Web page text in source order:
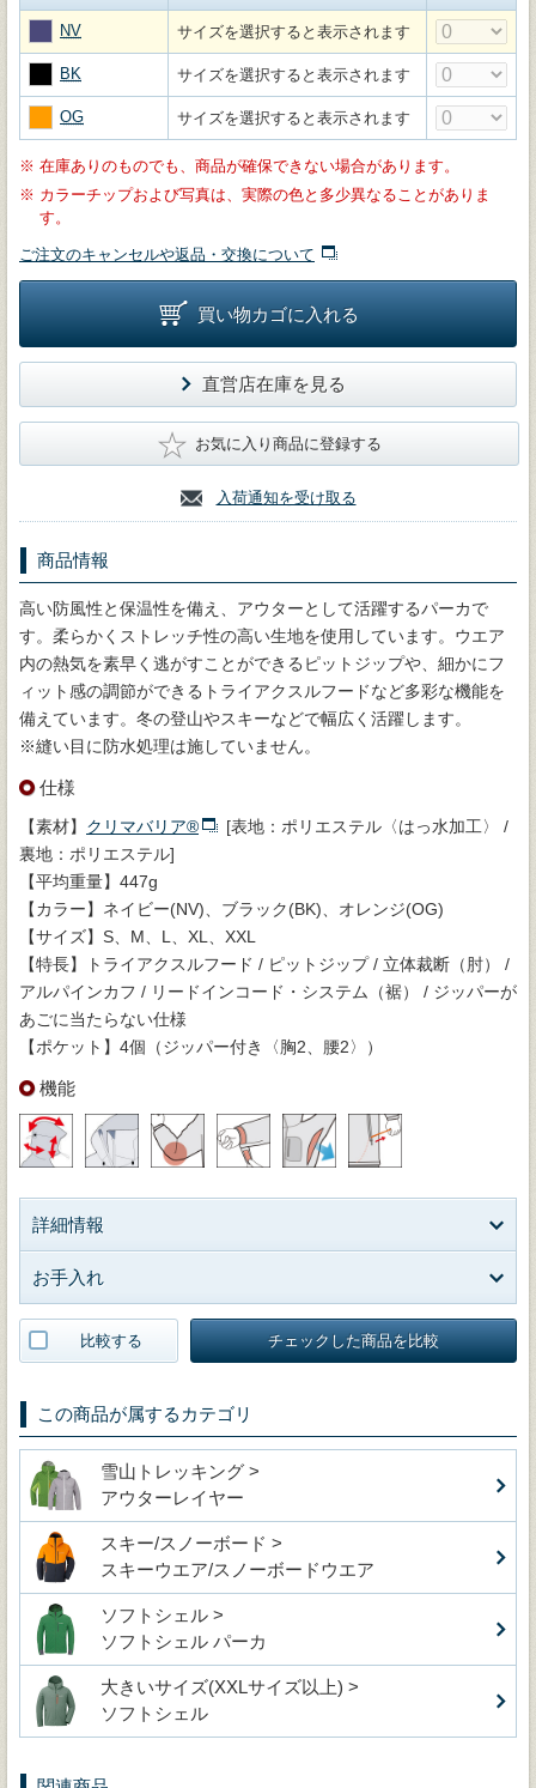
NV サイズを選択すると表示されます
BK サイズを選択すると表示されます
OG サイズを選択すると表示されます
※ 在庫ありのものでも、商品が確保できない場合があります。
※ カラーチップおよび写真は、実際の色と多少異なることがありま
す。
ご注文のキャンセルや返品・交換について
買い物カゴに入れる
直営店在庫を見る
★ お気に入り商品に登録する
入荷通知を受け取る
商品情報
高い防風性と保温性を備え、アウターとして活躍するパーカで
す。柔らかくストレッチ性の高い生地を使用しています。ウエア
内の熱気を素早く逃がすことができるピットジップや、細かにフ
ィット感の調節ができるトライアクスルフードなど多彩な機能を
備えています。冬の登山やスキーなどで幅広く活躍します。
※縫い目に防水処理は施していません。
仕様
【素材】 クリマバリア®
[表地：ポリエステル〈はっ水加工〉 /
裏地：ポリエステル]
【平均重量】447g
【カラー】ネイビー(NV)、ブラック(BK)、オレンジ(OG)
【サイズ】S、M、L、XL、XXL
【特長】トライアクスルフード / ピットジップ / 立体裁断（肘） /
アルパインカフ / リードインコード・システム（裾） / ジッパーが
あごに当たらない仕様
【ポケット】4個（ジッパー付き〈胸2、腰2〉）
機能
詳細情報
お手入れ
比較する チェックした商品を比較
この商品が属するカテゴリ
雪山トレッキング >
アウターレイヤー
スキー/スノーボード >
スキーウエア/スノーボードウエア
ソフトシェル >
ソフトシェル パーカ
大きいサイズ(XXLサイズ以上) >
ソフトシェル